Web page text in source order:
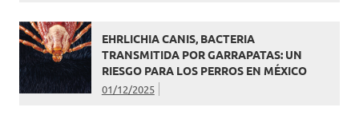
EHRLICHIA CANIS, BACTERIA
TRANSMITIDA POR GARRAPATAS: UN
RIESGO PARA LOS PERROS EN MÉXICO
01/12/2025